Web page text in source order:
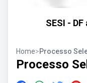
SESI -
Home>Processo
Processo